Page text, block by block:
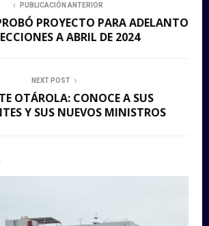
PUBLICACIÓN ANTERIOR
PROYECTO PARA ADELANTO
A ABRIL DE 2024
NEXT POST
OTÁROLA: CONOCE A SUS
Y SUS NUEVOS MINISTROS